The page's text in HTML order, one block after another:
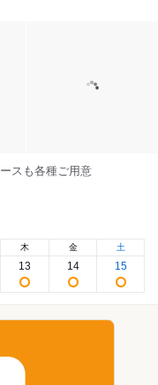
スも各種ご用意
木
13
金
14
土
15